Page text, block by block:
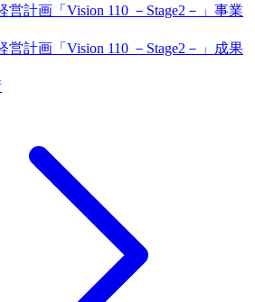
営計画「Vision 110 －Stage2－」事業
営計画「Vision 110 －Stage2－」成果